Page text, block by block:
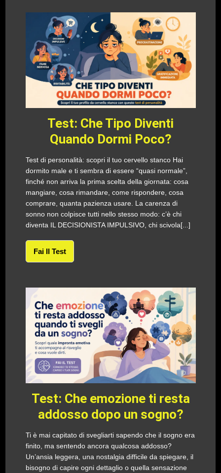
Test: Che Tipo Diventi
Quando Dormi Poco?
Test di personalità: scopri il tuo cervello stanco Hai
dormito male e ti sembra di essere “quasi normale”,
finché non arriva la prima scelta della giornata: cosa
mangiare, cosa rimandare, come rispondere, cosa
comprare, quanta pazienza usare. La carenza di
sonno non colpisce tutti nello stesso modo: c’è chi
diventa IL DECISIONISTA IMPULSIVO, chi scivola[...]
Fai Il Test
Test: Che emozione ti resta
addosso dopo un sogno?
Ti è mai capitato di svegliarti sapendo che il sogno era
finito, ma sentendo ancora qualcosa addosso?
Un’ansia leggera, una nostalgia difficile da spiegare, il
bisogno di capire ogni dettaglio o quella sensazione